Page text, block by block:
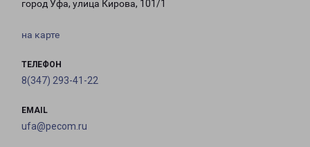
город Уфа, улица Кирова, 101/1
на карте
ТЕЛЕФОН
8(347) 293-41-22
EMAIL
ufa@pecom.ru